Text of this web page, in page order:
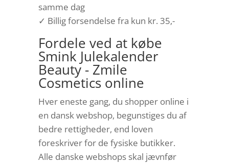
samme dag
✓ Billig forsendelse fra kun kr. 35,-
Fordele ved at købe
Smink Julekalender
Beauty - Zmile
Cosmetics online
Hver eneste gang, du shopper online i
en dansk webshop, begunstiges du af
bedre rettigheder, end loven
foreskriver for de fysiske butikker.
Alle danske webshops skal jævnfør